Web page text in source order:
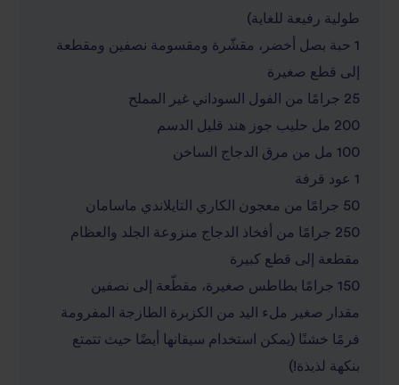
طولية رفيعة للغاية)
1 حبة بصل أخضر، مقشّرة ومقسومة نصفين ومقطعة
إلى قطع صغيرة
25 جرامًا من الفول السوداني غير المملح
200 مل حليب جوز هند قليل الدسم
100 مل من مرق الدجاج الساخن
1 عود قرفة
50 جرامًا من معجون الكاري التايلاندي ماسامان
250 جرامًا من أفخاذ الدجاج منزوعة الجلد والعظام
مقطعة إلى قطع كبيرة
150 جرامًا بطاطس صغيرة، مقطّعة إلى نصفين
مقدار صغير ملء اليد من الكزبرة الطازجة المفرومة
فرمًا خشنًا (يمكن استخدام سيقانها أيضًا حيث تتمتع
بنكهة لذيذة!)